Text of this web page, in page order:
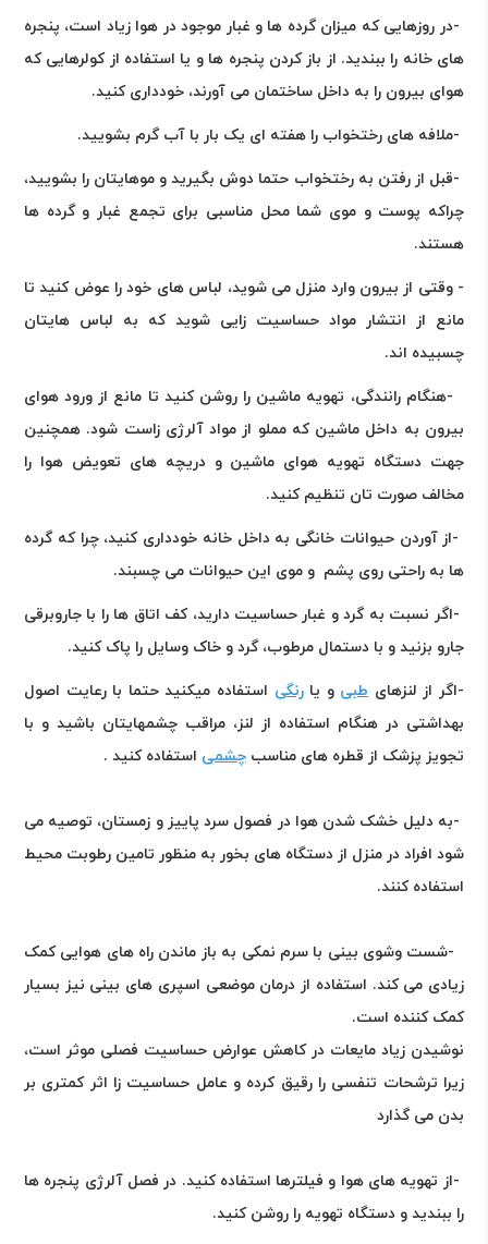
-در روزهایی که میزان گرده ها و غبار موجود در هوا زیاد است، پنجره
های خانه را ببندید. از باز کردن پنجره ها و یا استفاده از کولرهایی که
هوای بیرون را به داخل ساختمان می آورند، خودداری کنید.
-ملافه های رختخواب را هفته ای یک بار با آب گرم بشویید.
-قبل از رفتن به رختخواب حتما دوش بگیرید و موهایتان را بشویید،
چراکه پوست و موی شما محل مناسبی برای تجمع غبار و گرده ها
هستند.
- وقتی از بیرون وارد منزل می شوید، لباس های خود را عوض کنید تا
مانع از انتشار مواد حساسیت زایی شوید که به لباس هایتان
چسبیده اند.
-هنگام رانندگی، تهویه ماشین را روشن کنید تا مانع از ورود هوای
بیرون به داخل ماشین که مملو از مواد آلرژی زاست شود. همچنین
جهت دستگاه تهویه هوای ماشین و دریچه های تعویض هوا را
مخالف صورت تان تنظیم کنید.
-از آوردن حیوانات خانگی به داخل خانه خودداری کنید، چرا که گرده
ها به راحتی روی پشم و موی این حیوانات می چسبند.
-اگر نسبت به گرد و غبار حساسیت دارید، کف اتاق ها را با جاروبرقی
جارو بزنید و با دستمال مرطوب، گرد و خاک وسایل را پاک کنید.
-اگر از لنزهایطبی و یارنگی استفاده میکنید حتما با رعایت اصول
بهداشتی در هنگام استفاده از لنز، مراقب چشمهایتان باشید و با
تجویز پزشک از قطره های مناسب چشمی استفاده کنید .
-به دلیل خشک شدن هوا در فصول سرد پاییز و زمستان، توصیه می
شود افراد در منزل از دستگاه های بخور به منظور تامین رطوبت محیط
استفاده کنند.
-شست وشوی بینی با سرم نمکی به باز ماندن راه های هوایی کمک
زیادی می کند. استفاده از درمان موضعی اسپری های بینی نیز بسیار
کمک کننده است.
نوشیدن زیاد مایعات در کاهش عوارض حساسیت فصلی موثر است،
زیرا ترشحات تنفسی را رقیق کرده و عامل حساسیت زا اثر کمتری بر
بدن می گذارد
-از تهویه های هوا و فیلترها استفاده کنید. در فصل آلرژی پنجره ها
را ببندید و دستگاه تهویه را روشن کنید.